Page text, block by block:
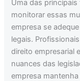
Uma das
monitorar essas
empresa se
legais.
direito empresarial
nuances das
empresa